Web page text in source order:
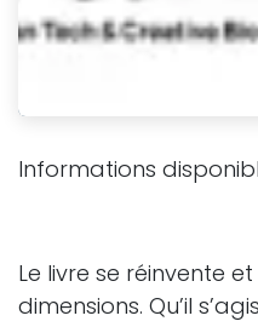
Informations
Le livre se réinvente
dimensions. Qu’il